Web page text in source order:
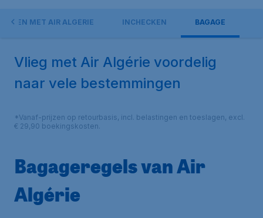
MET AIR ALGÉRIE INCHECKEN BAGAGE
Vlieg met Air Algérie voordelig
naar vele bestemmingen
*Vanaf-prijzen op retourbasis, incl. belastingen en toeslagen, excl.
€ 29,90 boekingskosten.
Bagageregels van Air
Algérie